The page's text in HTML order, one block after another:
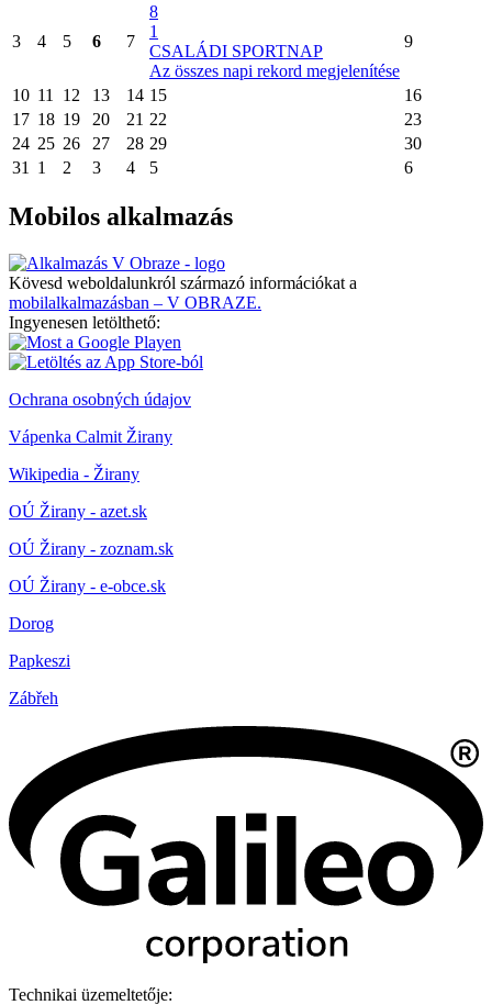
3 4 5 6 7
8
1
CSALÁDI SPORTNAP
Az összes napi rekord megjelenítése
9
10 11 12 13 14 15
16
17 18 19 20 21 22
23
24 25 26 27 28 29
30
31
1 2 3 4 5 6
Mobilos alkalmazás
Kövesd weboldalunkról származó információkat a
mobilalkalmazásban – V OBRAZE.
Ingyenesen letölthető:
Ochrana osobných údajov
Vápenka Calmit Žirany
Wikipedia - Žirany
OÚ Žirany - azet.sk
OÚ Žirany - zoznam.sk
OÚ Žirany - e-obce.sk
Dorog
Papkeszi
Zábřeh
Technikai üzemeltetője: